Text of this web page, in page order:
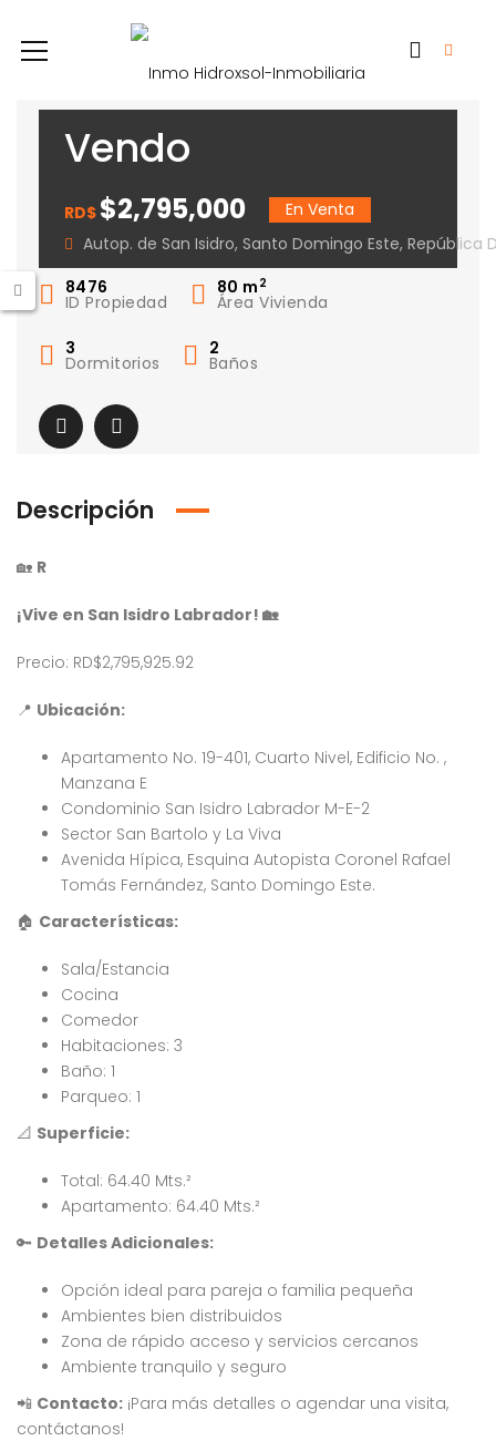
Vendo
Apartamento San
Isidro Labrador
RD$ $2,795,000
En Venta
Autop. de San Isidro, Santo Domingo Este, República
8476
ID Propiedad
80 m 2
Área Vivienda
3
Dormitorios
2
Baños
Descripción
🏡 R
¡Vive en San Isidro Labrador! 🏡
Precio: RD$2,795,925.92
📍 Ubicación:
Apartamento No. 19-401, Cuarto Nivel, Edificio No. ,
Manzana E
Condominio San Isidro Labrador M-E-2
Sector San Bartolo y La Viva
Avenida Hípica, Esquina Autopista Coronel Rafael
Tomás Fernández, Santo Domingo Este.
🏠 Características:
Sala/Estancia
Cocina
Comedor
Habitaciones: 3
Baño: 1
Parqueo: 1
📐 Superficie:
Total: 64.40 Mts.²
Apartamento: 64.40 Mts.²
🔑 Detalles Adicionales:
Opción ideal para pareja o familia pequeña
Ambientes bien distribuidos
Zona de rápido acceso y servicios cercanos
Ambiente tranquilo y seguro
📲 Contacto: ¡Para más detalles o agendar una visita,
contáctanos!
Don Paco III, Santo Domingo Este, República Dominicana
encontró ningún
artículo